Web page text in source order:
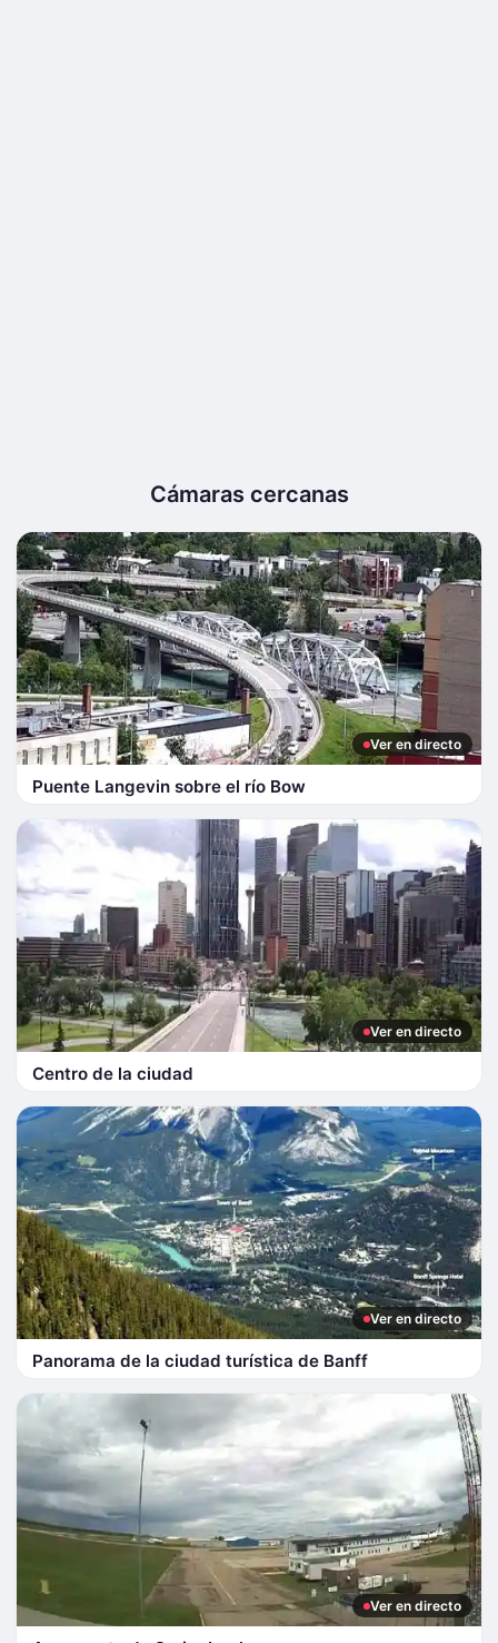
Cámaras cercanas
Ver en directo
Puente Langevin sobre el río Bow
Ver en directo
Centro de la ciudad
Ver en directo
Panorama de la ciudad turística de Banff
Ver en directo